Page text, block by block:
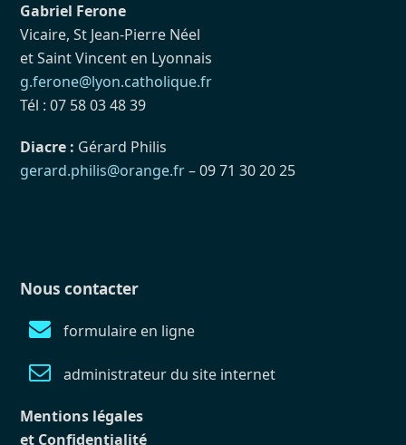
Gabriel Ferone
Vicaire, St Jean-Pierre Néel
et Saint Vincent en Lyonnais
g.ferone@lyon.catholique.fr
Tél : 07 58 03 48 39
Diacre : Gérard Philis
gerard.philis@orange.fr– 09 71 30 20 25
Nous contacter
formulaire en ligne
administrateur du site internet
Mentions légales
et Confidentialité